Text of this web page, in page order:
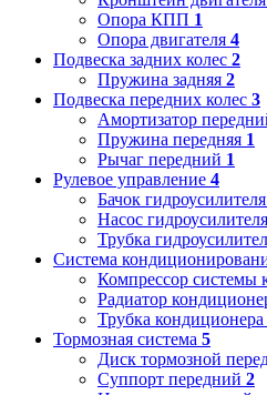
Опора КПП 1
Опора двигателя 4
Подвеска задних колес 2
Пружина задняя 2
Подвеска передних колес 3
Амортизатор
Пружина передняя 1
Рычаг передний 1
Рулевое управление 4
Бачок гидроусилителя
Насос гидроусилителя
Трубка
Система
Компрессор системы
Радиатор
Трубка кондиционера
Тормозная система 5
Диск тормозной
Суппорт передний 2